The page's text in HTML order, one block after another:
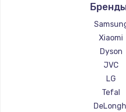
Ремонт
Ремонт
Ремонт
Ремонт
Ремонт пылесосов
Ремонт
Ремонт
Ремонт
Xiaomi
Dyson
JVC
LG
Tefal